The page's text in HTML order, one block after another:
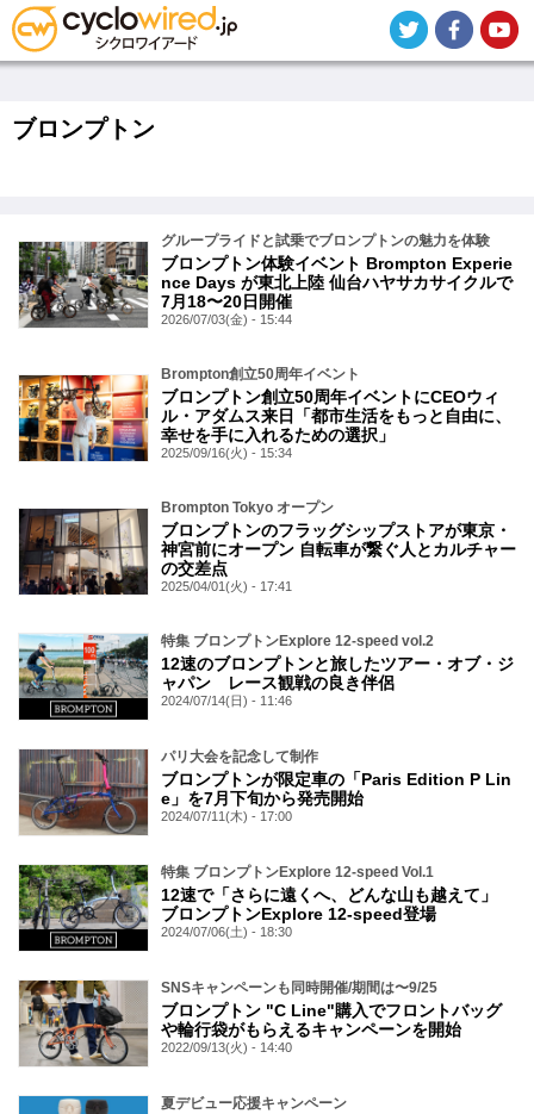
メ
イ
テ
ン
ブロンプトン
グループライドと試乗でブロンプトンの魅力を体験
ブロンプトン体験イベント Brompton Experie
nce Days が東北上陸 仙台ハヤサカサイクルで
7月18〜20日開催
2026/07/03(金) - 15:44
Brompton創立50周年イベント
ブロンプトン創立50周年イベントにCEOウィ
ル・アダムス来日「都市生活をもっと自由に、
幸せを手に入れるための選択」
2025/09/16(火) - 15:34
Brompton Tokyo オープン
ブロンプトンのフラッグシップストアが東京・
神宮前にオープン 自転車が繋ぐ人とカルチャー
の交差点
2025/04/01(火) - 17:41
特集 ブロンプトンExplore 12-speed vol.2
12速のブロンプトンと旅したツアー・オブ・ジ
ャパン レース観戦の良き伴侶
2024/07/14(日) - 11:46
パリ大会を記念して制作
ブロンプトンが限定車の「Paris Edition P Lin
e」を7月下旬から発売開始
2024/07/11(木) - 17:00
特集 ブロンプトンExplore 12-speed Vol.1
12速で「さらに遠くへ、どんな山も越えて」
ブロンプトンExplore 12-speed登場
2024/07/06(土) - 18:30
SNSキャンペーンも同時開催/期間は〜9/25
ブロンプトン "C Line"購入でフロントバッグ
や輪行袋がもらえるキャンペーンを開始
2022/09/13(火) - 14:40
夏デビュー応援キャンペーン